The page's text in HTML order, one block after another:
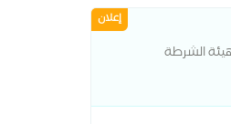
إعلان
الشرطة